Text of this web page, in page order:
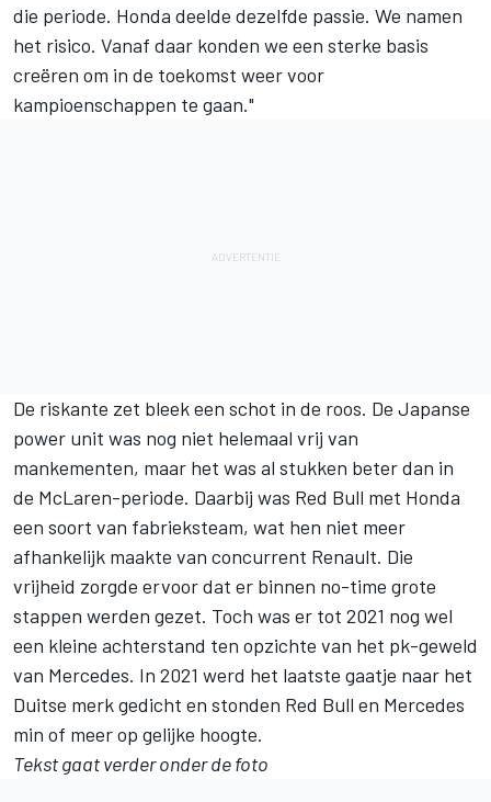
die periode. Honda deelde dezelfde passie. We namen
het risico. Vanaf daar konden we een sterke basis
creëren om in de toekomst weer voor
kampioenschappen te gaan."
De riskante zet bleek een schot in de roos. De Japanse
power unit was nog niet helemaal vrij van
mankementen, maar het was al stukken beter dan in
de McLaren-periode. Daarbij was Red Bull met Honda
een soort van fabrieksteam, wat hen niet meer
afhankelijk maakte van concurrent Renault. Die
vrijheid zorgde ervoor dat er binnen no-time grote
stappen werden gezet. Toch was er tot 2021 nog wel
een kleine achterstand ten opzichte van het pk-geweld
van Mercedes. In 2021 werd het laatste gaatje naar het
Duitse merk gedicht en stonden Red Bull en Mercedes
min of meer op gelijke hoogte.
Tekst gaat verder onder de foto